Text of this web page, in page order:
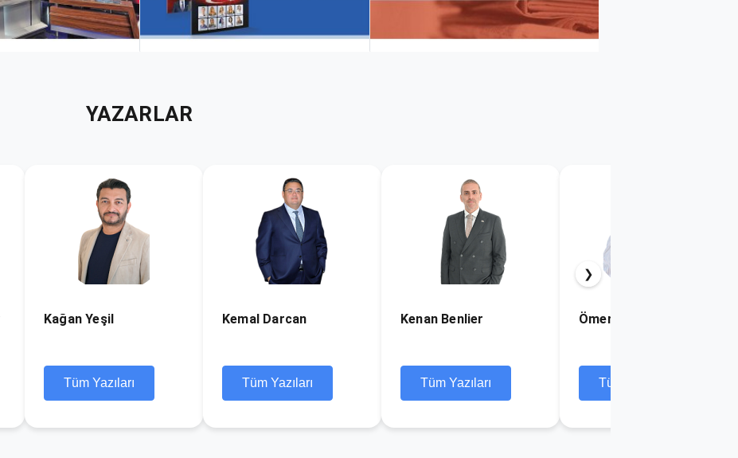
YAZARLAR
Kemal Darcan
Tüm Yazıları
Kenan Benlier
Tüm Yazıları
Ömer Özkul
Tüm Yazıları
Selçuk Gülsün
Tüm Yazıları
❯